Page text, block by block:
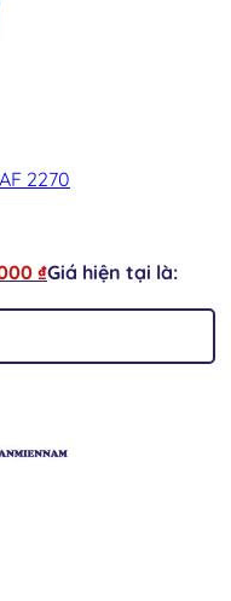
2270
₫Giá hiện tại là: